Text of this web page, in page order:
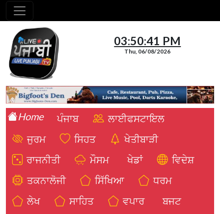
03:50:42 PM
Thu, 06/08/2026
Home ਪੰਜਾਬ
ਲਾਈਫਸਟਾਇਲ
ਜੁਰਮ
ਸਿਹਤ
ਖੇਤੀਬਾੜੀ
ਰਾਜਨੀਤੀ
ਮੌਸਮ ਖੇਡਾਂ
ਵਿਦੇਸ਼
ਤਕਨਾਲੋਜੀ
ਸਿੱਖਿਆ
ਧਰਮ
ਲੇਖ
ਸਾਹਿਤ ਵਪਾਰ
ਬਜਟ